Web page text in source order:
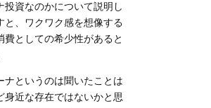
投資なのかについて説明し
と、ワクワク感を想像する
費としての希少性があると
ナというのは聞いたことは
身近な存在ではないかと思